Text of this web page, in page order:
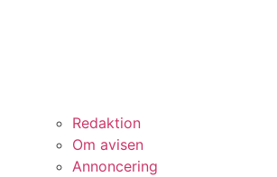
Redaktion
Om avisen
Annoncering